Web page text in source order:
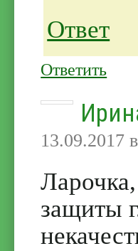
Ответ
Ответить
13.09.2017
защиты